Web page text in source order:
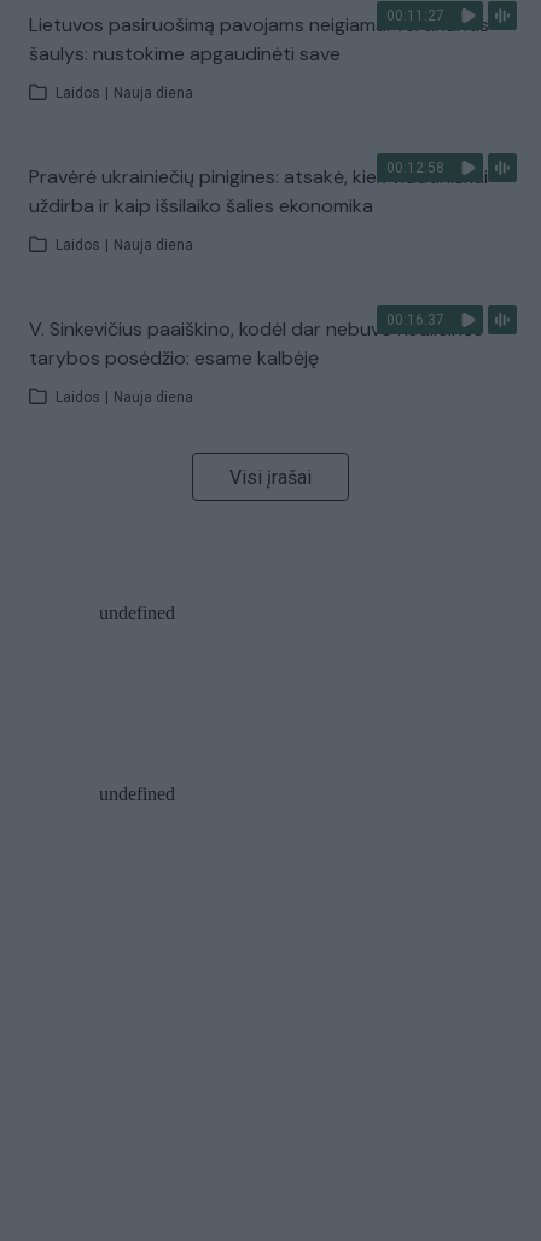
00:11:27
Lietuvos pasiruošimą pavojams neigiamai vertinantis
šaulys: nustokime apgaudinėti save
Laidos Nauja diena
00:12:58
Pravėrė ukrainiečių pinigines: atsakė, kiek vidutiniškai
uždirba ir kaip išsilaiko šalies ekonomika
Laidos Nauja diena
00:16:37
V. Sinkevičius paaiškino, kodėl dar nebuvo Koalicinės
tarybos posėdžio: esame kalbėję
Laidos Nauja diena
Visi įrašai